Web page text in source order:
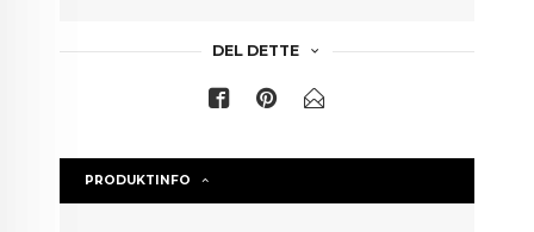
DEL DETTE
PRODUKTINFO